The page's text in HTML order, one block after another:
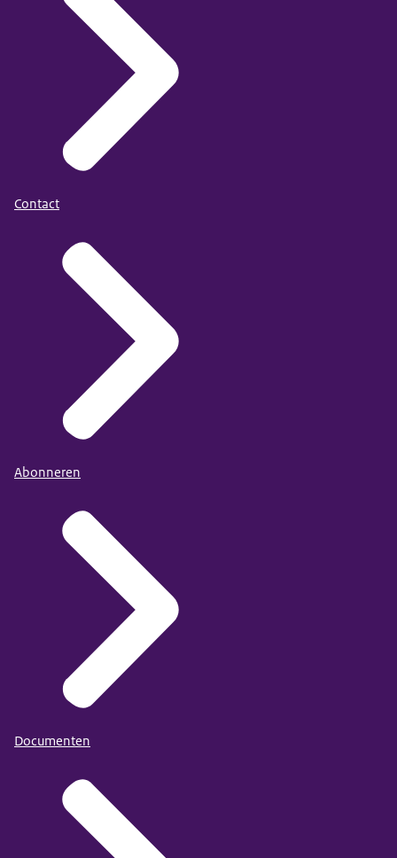
Contact
Abonneren
Documenten